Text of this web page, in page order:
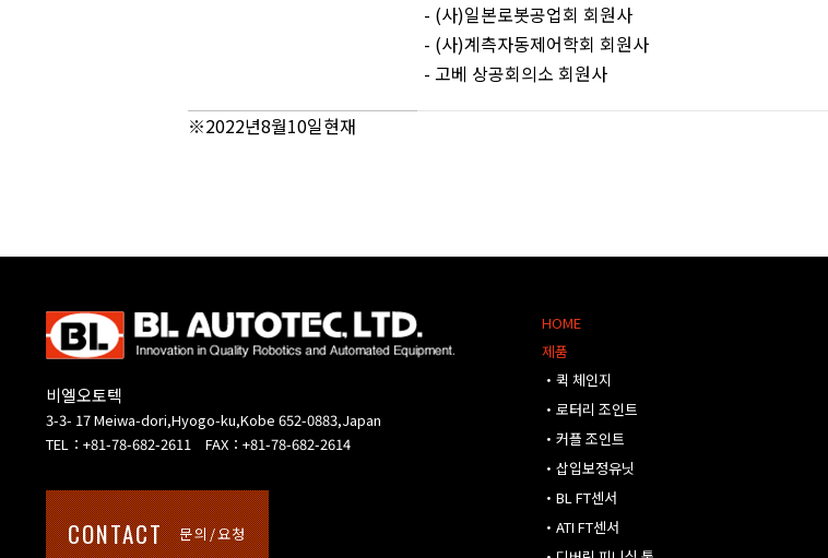
- (사)일본로봇공업회 회원사
- (사)계측자동제어학회 회원사
- 고베 상공회의소 회원사
※2022년8월10일현재
비엘오토텍
3-3- 17 Meiwa-dori,Hyogo-ku,Kobe 652-0883,Japan
TEL：+81-78-682-2611 FAX：+81-78-682-2614
CONTACT 문의/요청
HOME
제품
・퀵 체인지
・로터리 조인트
・커플 조인트
・삽입보정유닛
・BL FT센서
・ATI FT센서